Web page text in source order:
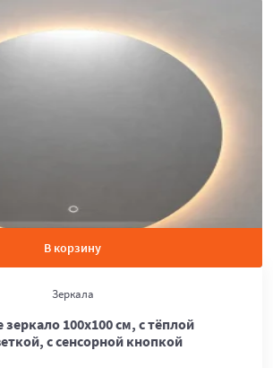
В корзину
Зеркала
зеркало 100х100 см, с тёплой
с сенсорной кнопкой